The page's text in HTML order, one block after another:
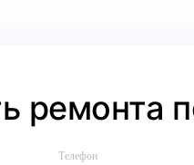
ремонта
Телефон